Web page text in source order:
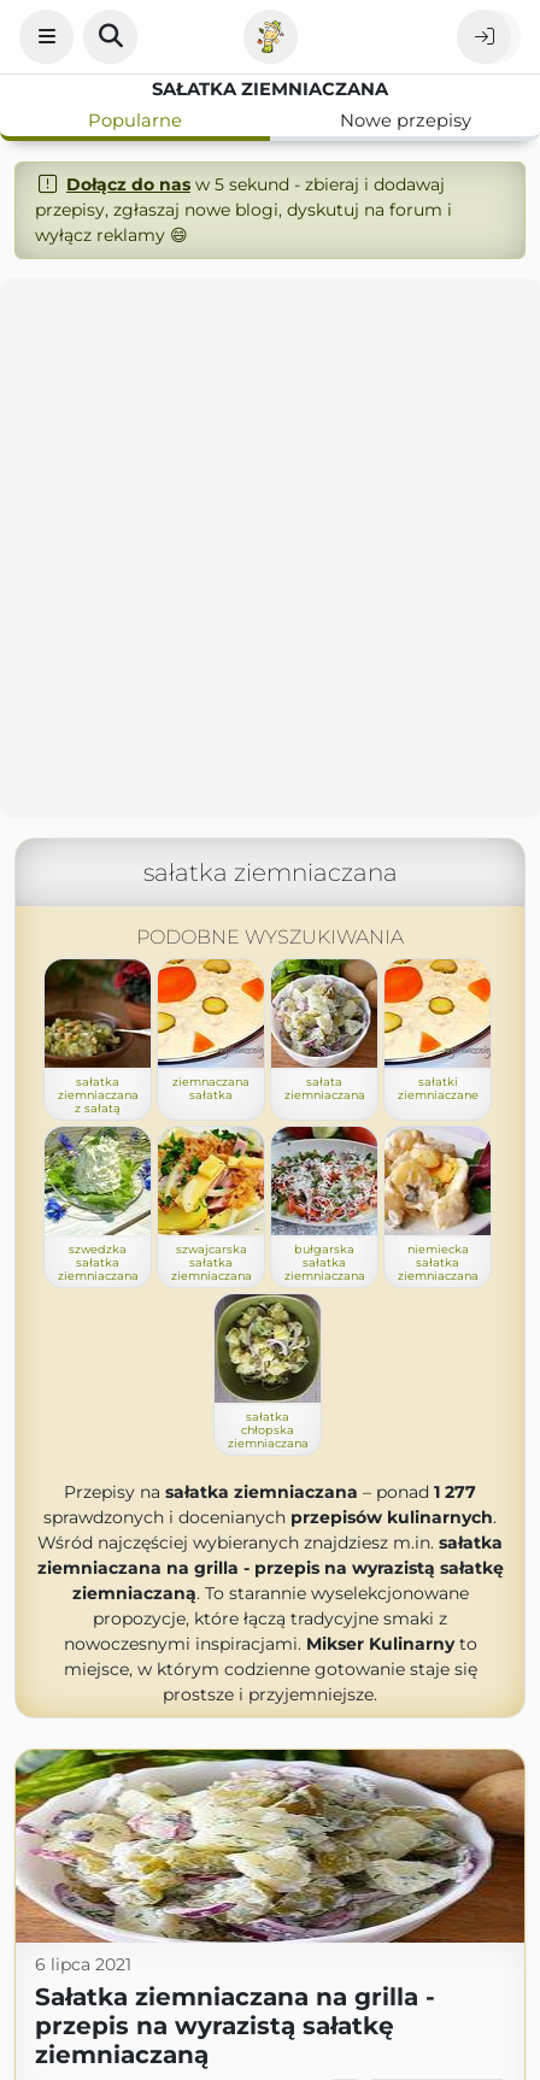
SAŁATKA ZIEMNIACZANA
Popularne
Nowe przepisy
Dołącz do nasw 5 sekund - zbieraj i dodawaj
przepisy, zgłaszaj nowe blogi, dyskutuj na forum i
wyłącz reklamy 😄
sałatka ziemniaczana
PODOBNE WYSZUKIWANIA
sałatka
ziemniaczana
z sałatą
ziemnaczana
sałatka
sałata
ziemniaczana
sałatki
ziemniaczane
szwedzka
sałatka
ziemniaczana
szwajcarska
sałatka
ziemniaczana
bułgarska
sałatka
ziemniaczana
niemiecka
sałatka
ziemniaczana
sałatka
chłopska
ziemniaczana
Przepisy na sałatka ziemniaczana – ponad 1 277
sprawdzonych i docenianych przepisów kulinarnych.
Wśród najczęściej wybieranych znajdziesz m.in. sałatka
ziemniaczana na grilla - przepis na wyrazistą sałatkę
ziemniaczaną. To starannie wyselekcjonowane
propozycje, które łączą tradycyjne smaki z
nowoczesnymi inspiracjami. Mikser Kulinarnyto
miejsce, w którym codzienne gotowanie staje się
prostsze i przyjemniejsze.
6 lipca 2021
Sałatka ziemniaczana na grilla -
przepis na wyrazistą sałatkę
ziemniaczaną